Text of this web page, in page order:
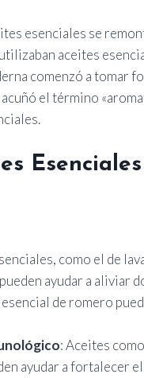
esenciales se
aceites
comenzó a tomar
el término
Esenciales
como el de
ayudar a aliviar
esencial de romero
: Aceites
ayudar a fortalecer